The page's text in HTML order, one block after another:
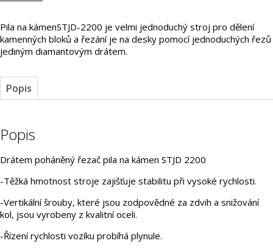
Pila na kámenSTJD-2200 je velmi jednoduchý stroj pro dělení
kamenných bloků a řezání je na desky pomocí jednoduchých řezů
jediným diamantovým drátem.
Popis
Popis
Drátem poháněný řezač pila na kámen STJD 2200
-Těžká hmotnost stroje zajišťuje stabilitu při vysoké rychlosti.
-Vertikální šrouby, které jsou zodpovědné za zdvih a snižování
kol, jsou vyrobeny z kvalitní oceli.
-Řízení rychlosti vozíku probíhá plynule.